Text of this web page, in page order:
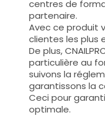
centres de
partenaire.
Avec ce produit
clientes les plus
De plus,
particulière au
suivons la
garantissons la
Ceci pour
optimale.